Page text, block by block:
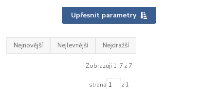
Upřesnit parametry
Nejnovější Nejlevnější Nejdražší
Zobrazuji 1-7 z 7
strana z 1